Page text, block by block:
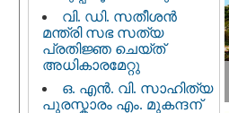
വി. ഡി. സതീശന്‍
മന്ത്രി സഭ സത്യ
പ്രതിജ്ഞ ചെയ്ത്
അധികാരമേറ്റു
ഒ. എൻ. വി. സാഹിത്യ
പുരസ്കാരം എം. മുകന്ദന്